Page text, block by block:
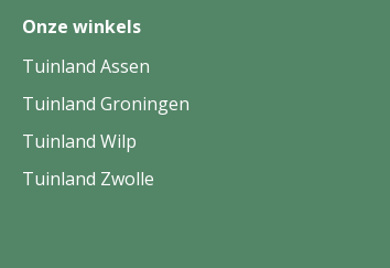
Onze winkels
Tuinland Assen
Tuinland Groningen
Tuinland Wilp
Tuinland Zwolle